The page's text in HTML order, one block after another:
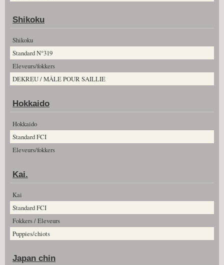
Shikoku
Shikoku
Standard N°319
Eleveurs/fokkers
DEKREU / MÂLE POUR SAILLIE
Hokkaido
Hokkaido
Standard FCI
Eleveurs/fokkers
Kai.
Kai
Standard FCI
Fokkers / Eleveurs
Puppies/chiots
Japan chin